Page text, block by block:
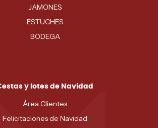
JAMONES
ESTUCHES
BODEGA
y lotes de Navidad
Área Clientes
Felicitaciones de Navidad